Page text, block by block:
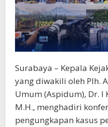
Surabaya – Kepala
yang diwakili oleh Plh.
Umum (Aspidum), Dr. I
M.H., menghadiri
pengungkapan kasus